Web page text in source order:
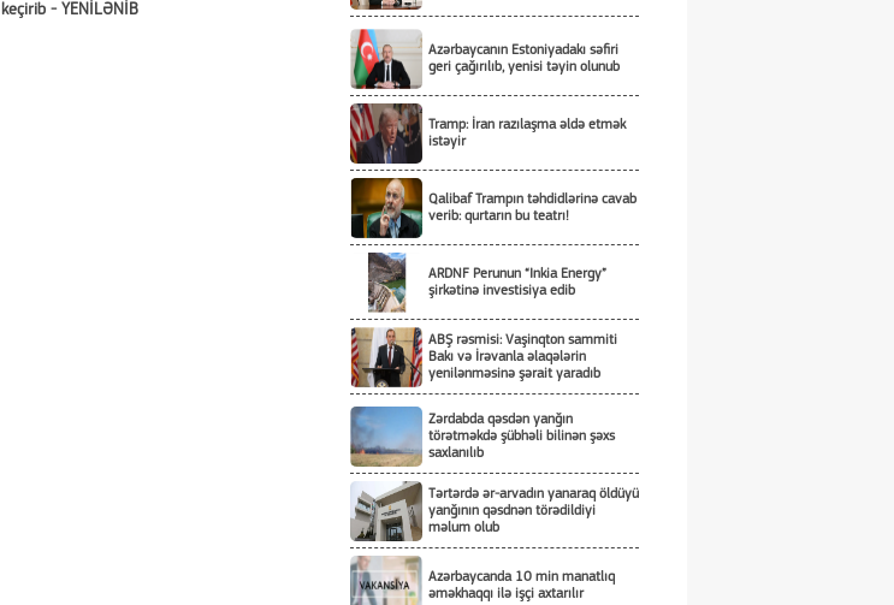
keçirib - YENİLƏNİB
Azərbaycanın Estoniyadakı səfiri
geri çağırılıb, yenisi təyin olunub
Tramp: İran razılaşma əldə etmək
istəyir
Qalibaf Trampın təhdidlərinə cavab
verib: qurtarın bu teatrı!
ARDNF Perunun “Inkia Energy”
şirkətinə investisiya edib
ABŞ rəsmisi: Vaşinqton sammiti
Bakı və İrəvanla əlaqələrin
yenilənməsinə şərait yaradıb
Zərdabda qəsdən yanğın
törətməkdə şübhəli bilinən şəxs
saxlanılıb
Tərtərdə ər-arvadın yanaraq öldüyü
yanğının qəsdnən törədildiyi
məlum olub
Azərbaycanda 10 min manatlıq
əməkhaqqı ilə işçi axtarılır